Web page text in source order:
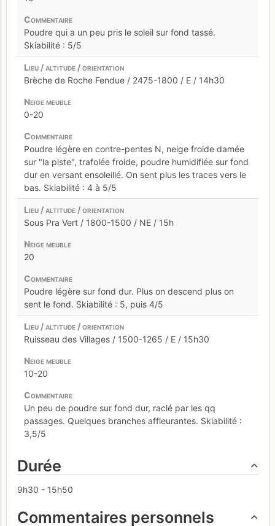
Poudre qui a un peu pris le soleil sur fond tassé.
Skiabilité : 5/5
Brèche de Roche Fendue / 2475-1800 / E / 14h30
0-20
Poudre légère en contre-pentes N, neige froide damée
sur "la piste", trafolée froide, poudre humidifiée sur fond
dur en versant ensoleillé. On sent plus les traces vers le
bas. Skiabilité : 4 à 5/5
Sous Pra Vert / 1800-1500 / NE / 15h
20
Poudre légère sur fond dur. Plus on descend plus on
sent le fond. Skiabilité : 5, puis 4/5
Ruisseau des Villages / 1500-1265 / E / 15h30
10-20
Un peu de poudre sur fond dur, raclé par les qq
passages. Quelques branches affleurantes. Skiabilité :
3,5/5
Durée
9h30 - 15h50
Commentaires personnels